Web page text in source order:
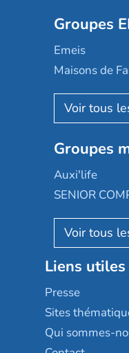
Mobicap
Domusvi
Happy Senior
Aquarelia
Nexity edenea
Les jardins
Occitalia
Appartseniors
Reseda
Stella
Les villages
Sérénys
Résidences
Groupes
Emeis
Maisons de
Korian
Emera
Groupe SOS
Le Noble Âge
Almage
Résidalya
Groupe aplus
Groupes
Auxi'life
SENIOR
AGE D'OR
Liens utiles
Presse
Sites
Qui sommes-